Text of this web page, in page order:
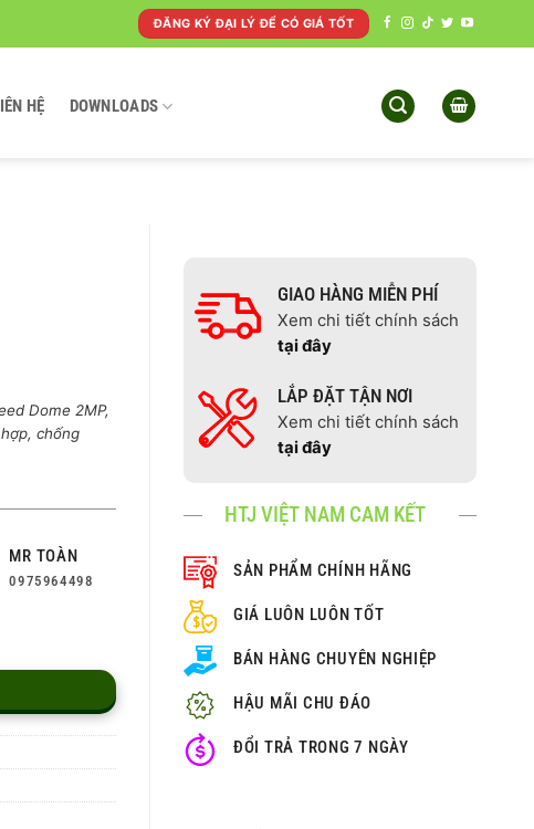
ĐĂNG KÝ ĐẠI LÝ ĐỂ CÓ GIÁ TỐT
HỆ DOWNLOADS
GIAO HÀNG MIỄN PHÍ
Xem chi tiết chính sách
tại đây
LẮP ĐẶT TẬN NƠI
Xem chi tiết chính sách
tại đây
HTJ VIỆT NAM CAM KẾT
SẢN PHẨM CHÍNH HÃNG
GIÁ LUÔN LUÔN TỐT
BÁN HÀNG CHUYÊN NGHIỆP
HẬU MÃI CHU ĐÁO
ĐỔI TRẢ TRONG 7 NGÀY
Dome 2MP,
chống
MR TOÀN
0975964498
số lượng